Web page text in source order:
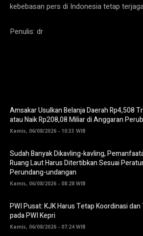
kebebasan pers di Indonesia tetap
Penulis: dr
Amsakar Usulkan Belanja Daerah Rp4,508
atau Naik Rp208,08 Miliar di Anggaran
Kamis, 06/08/2026 - 10:33 WIB
Sudah Banyak Dikavling-kavling,
Ruang Laut Harus Ditertibkan Sesuai
Perundang-undangan
Kamis, 06/08/2026 - 08:28 WIB
PWI Pusat: KJK Harus Tetap Koordinasi
pada PWI Kepri
Kamis, 06/08/2026 - 07:24 WIB